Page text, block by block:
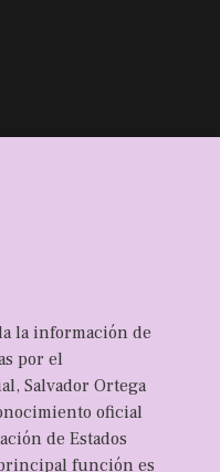
la información de
por el
Salvador Ortega
oficial
de Estados
función es